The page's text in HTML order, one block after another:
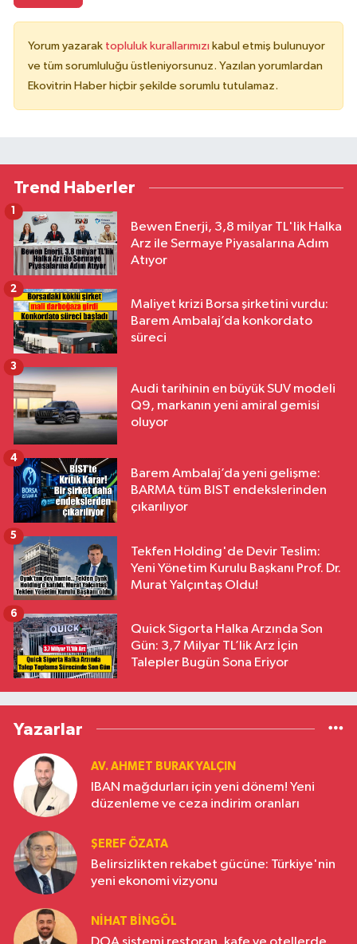
Yorum yazarak topluluk kurallarımızı kabul etmiş bulunuyor
ve tüm sorumluluğu üstleniyorsunuz. Yazılan yorumlardan
Ekovitrin Haber hiçbir şekilde sorumlu tutulamaz.
Trend Haberler
Bewen Enerji, 3,8 milyar TL'lik Halka
Arz ile Sermaye Piyasalarına Adım
Atıyor
1
Maliyet krizi Borsa şirketini vurdu:
Barem Ambalaj’da konkordato
süreci
2
Audi tarihinin en büyük SUV modeli
Q9, markanın yeni amiral gemisi
oluyor
3
Barem Ambalaj’da yeni gelişme:
BARMA tüm BIST endekslerinden
çıkarılıyor
4
Tekfen Holding'de Devir Teslim:
Yeni Yönetim Kurulu Başkanı Prof. Dr.
Murat Yalçıntaş Oldu!
5
Quick Sigorta Halka Arzında Son
Gün: 3,7 Milyar TL’lik Arz İçin
Talepler Bugün Sona Eriyor
6
Yazarlar
AV. AHMET BURAK YALÇIN
IBAN mağdurları için yeni dönem! Yeni
düzenleme ve ceza indirim oranları
ŞEREF ÖZATA
Belirsizlikten rekabet gücüne: Türkiye'nin
yeni ekonomi vizyonu
NIHAT BINGÖL